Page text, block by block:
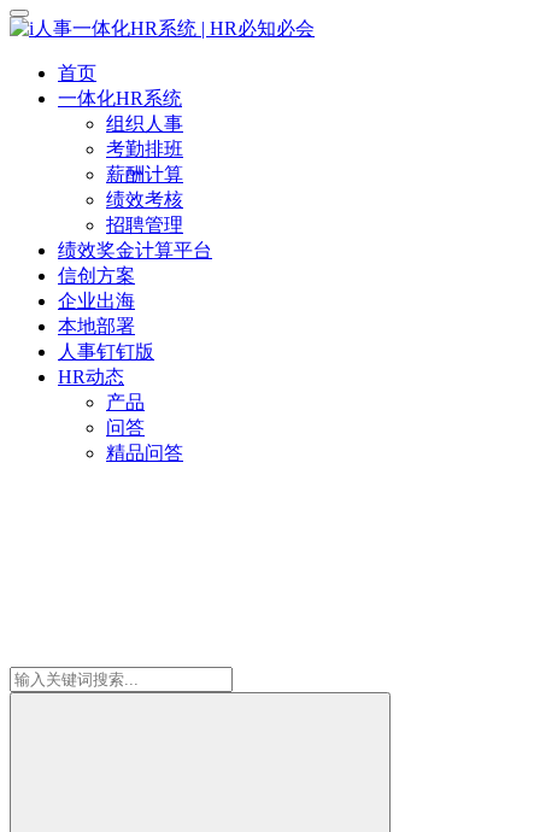
首页
一体化HR系统
组织人事
考勤排班
薪酬计算
绩效考核
招聘管理
绩效奖金计算平台
信创方案
企业出海
本地部署
人事钉钉版
HR动态
产品
问答
精品问答